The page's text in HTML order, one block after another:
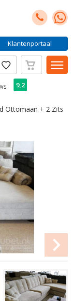
Klantenportaal
9,2
Ottomaan + 2 Zits